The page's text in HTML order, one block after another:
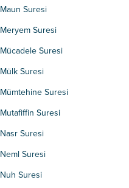
Maun Suresi
Meryem Suresi
Mücadele Suresi
Mülk Suresi
Mümtehine Suresi
Mutafiffin Suresi
Nasr Suresi
Neml Suresi
Nuh Suresi